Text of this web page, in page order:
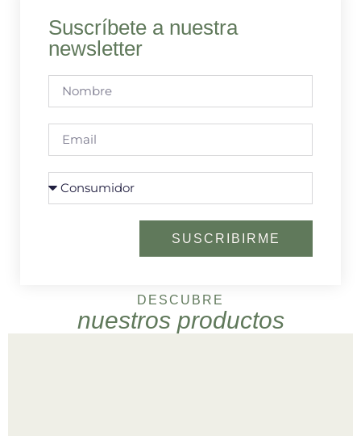
Suscríbete a nuestra
newsletter
SUSCRIBIRME
DESCUBRE
nuestros productos